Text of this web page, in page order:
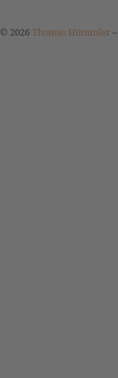
© 2026Thomas Hümmler–